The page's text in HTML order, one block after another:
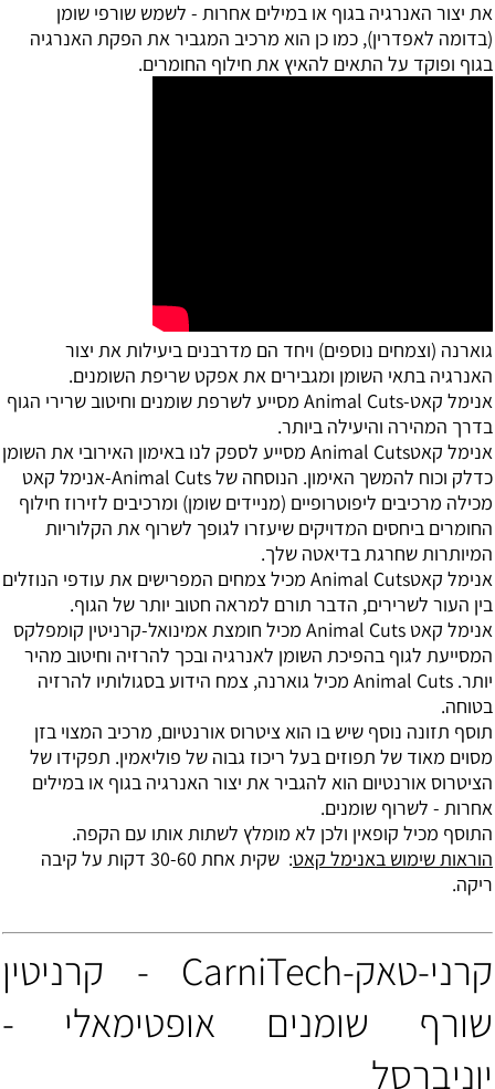
את יצור האנרגיה בגוף או במילים אחרות - לשמש שורפי שומן
(בדומה לאפדרין), כמו כן הוא מרכיב המגביר את הפקת האנרגיה
בגוף ופוקד על התאים להאיץ את חילוף החומרים.
גוארנה (וצמחים נוספים) ויחד הם מדרבנים ביעילות את יצור
האנרגיה בתאי השומן ומגבירים את אפקט שריפת השומנים.
אנימל קאט-Animal Cuts מסייע לשרפת שומנים וחיטוב שרירי הגוף
בדרך המהירה והיעילה ביותר.
אנימל קאטAnimal Cuts מסייע לספק לנו באימון האירובי את השומן
כדלק וכוח להמשך האימון. הנוסחה של Animal Cuts-אנימל קאט
מכילה מרכיבים ליפוטרופיים (מניידים שומן) ומרכיבים לזירוז חילוף
החומרים ביחסים המדויקים שיעזרו לגופך לשרוף את הקלוריות
המיותרות שחרגת בדיאטה שלך.
אנימל קאטAnimal Cuts מכיל צמחים המפרישים את עודפי הנוזלים
בין העור לשרירים, הדבר תורם למראה חטוב יותר של הגוף.
אנימל קאט Animal Cuts מכיל חומצת אמינואל-קרניטין קומפלקס
המסייעת לגוף בהפיכת השומן לאנרגיה ובכך להרזיה וחיטוב מהיר
יותר.
Animal Cuts מכיל גוארנה, צמח הידוע בסגולותיו להרזיה
בטוחה.
תוסף תזונה נוסף שיש בו הוא ציטרוס אורנטיום, מרכיב המצוי בזן
מסוים מאוד של תפוזים בעל ריכוז גבוה של פוליאמין. תפקידו של
הציטרוס אורנטיום הוא להגביר את יצור האנרגיה בגוף או במילים
אחרות - לשרוף שומנים.
התוסף מכיל קופאין ולכן לא מומלץ לשתות אותו עם הקפה.
הוראות שימוש באנימל קאט
: שקית אחת 30-60 דקות על קיבה
ריקה.
קרני-טאק-CarniTech - קרניטין
שורף שומנים אופטימאלי -
יוניברסל